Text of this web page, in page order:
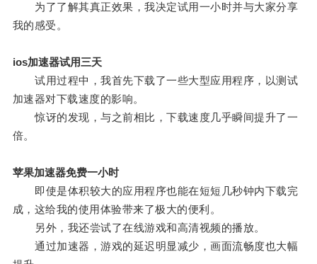
为了了解其真正效果，我决定试用一小时并与大家分享
我的感受。
ios加速器试用三天
试用过程中，我首先下载了一些大型应用程序，以测试
加速器对下载速度的影响。
惊讶的发现，与之前相比，下载速度几乎瞬间提升了一
倍。
苹果加速器免费一小时
即使是体积较大的应用程序也能在短短几秒钟内下载完
成，这给我的使用体验带来了极大的便利。
另外，我还尝试了在线游戏和高清视频的播放。
通过加速器，游戏的延迟明显减少，画面流畅度也大幅